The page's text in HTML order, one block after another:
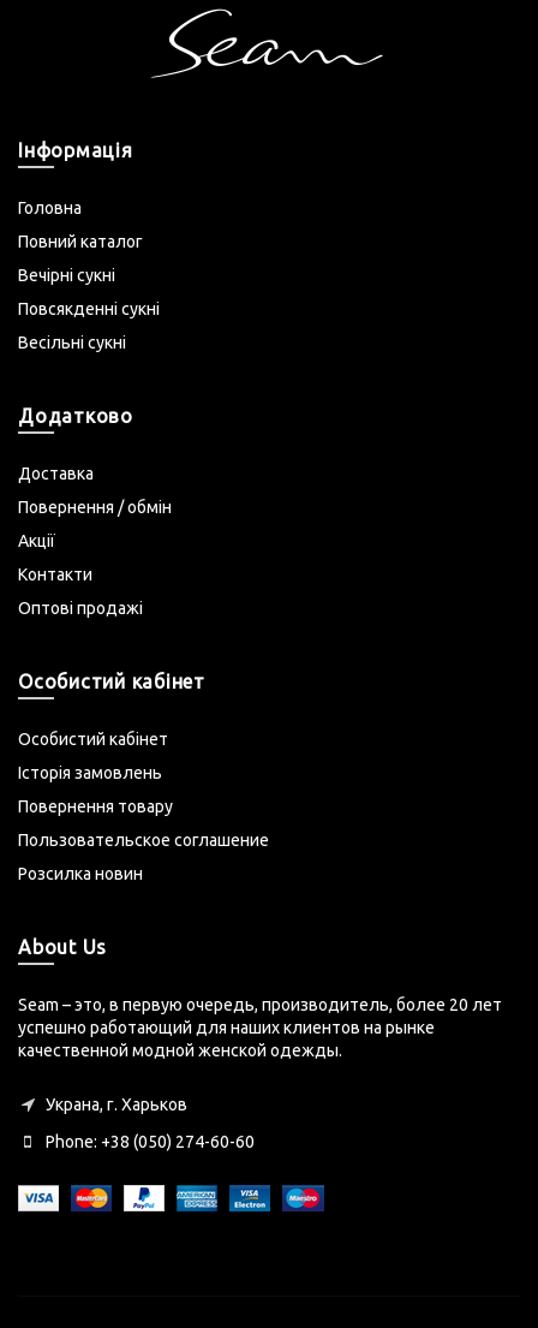
Інформація
Головна
Повний каталог
Вечірні сукні
Повсякденні сукні
Весільні сукні
Додатково
Доставка
Повернення / обмін
Акції
Контакти
Оптові продажі
Особистий кабінет
Особистий кабінет
Історія замовлень
Повернення товару
Пользовательское соглашение
Розсилка новин
About Us
Seam – это, в первую очередь, производитель, более 20 лет
успешно работающий для наших клиентов на рынке
качественной модной женской одежды.
Украна, г. Харьков
Phone: +38 (050) 274-60-60